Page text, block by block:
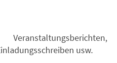
usw.